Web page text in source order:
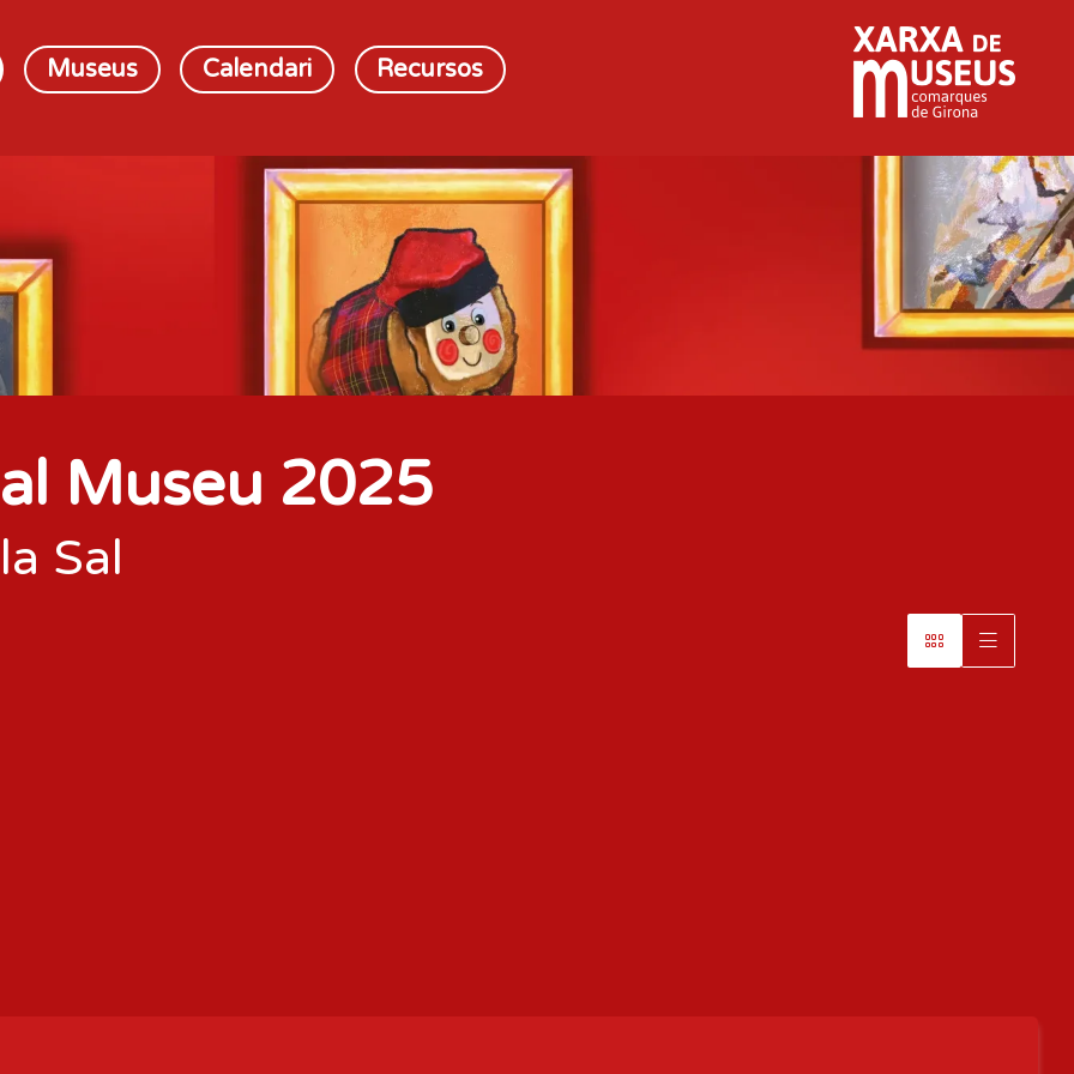
Museus Calendari Recursos
botó pausa per controlar-lo.
Museu 2025
Sal